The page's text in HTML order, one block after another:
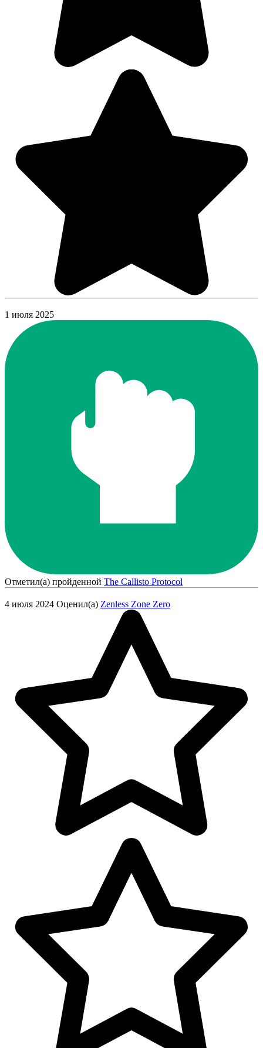
1 июля 2025
Отметил(а) пройденной The Callisto Protocol
4 июля 2024 Оценил(а) Zenless Zone Zero